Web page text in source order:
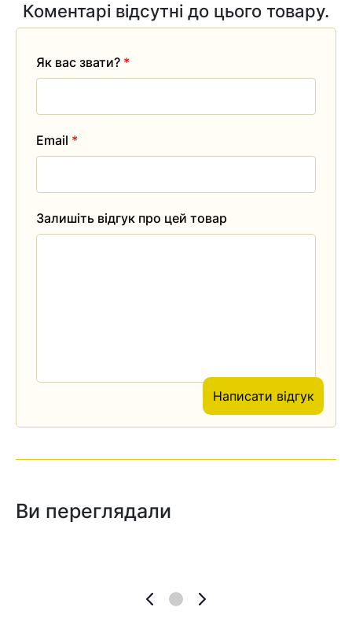
Коментарі відсутні до цього товару.
Залишіть відгук про цей товар
Як вас звати? *
Email *
Написати відгук
Ви переглядали